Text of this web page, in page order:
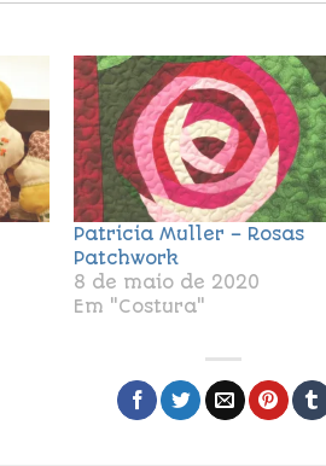
Patricia Muller – Rosas
Patchwork
8 de maio de 2020
Em "Costura"